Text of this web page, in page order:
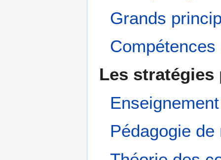
Grands
Les stratégies
Pédagogie